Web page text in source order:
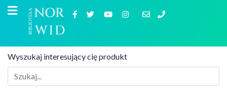
Wyszukaj interesujący cię produkt